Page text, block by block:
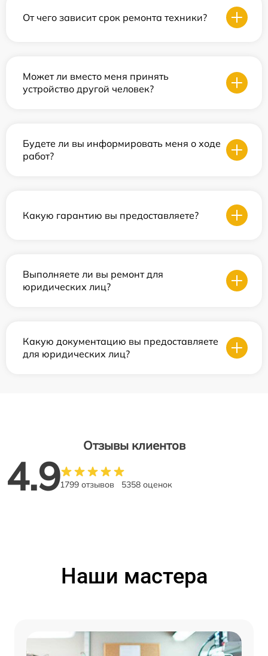
От чего зависит срок ремонта техники?
Может ли вместо меня принять
устройство другой человек?
Будете ли вы информировать меня о ходе
работ?
Какую гарантию вы предоставляете?
Выполняете ли вы ремонт для
юридических лиц?
Какую документацию вы предоставляете
для юридических лиц?
Отзывы клиентов
4.91799 отзывов 5358 оценок
Наши мастера